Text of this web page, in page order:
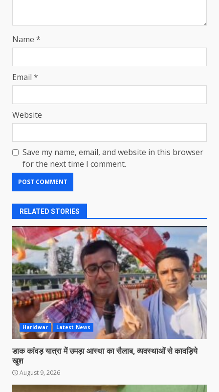
Name *
Email *
Website
Save my name, email, and website in this browser
for the next time I comment.
RELATED STORIES
Haridwar Latest News
डाक कांवड़ यात्रा में उमड़ा आस्था का सैलाब, व्यवस्थाओं से कावड़िये
खुश
August 9, 2026